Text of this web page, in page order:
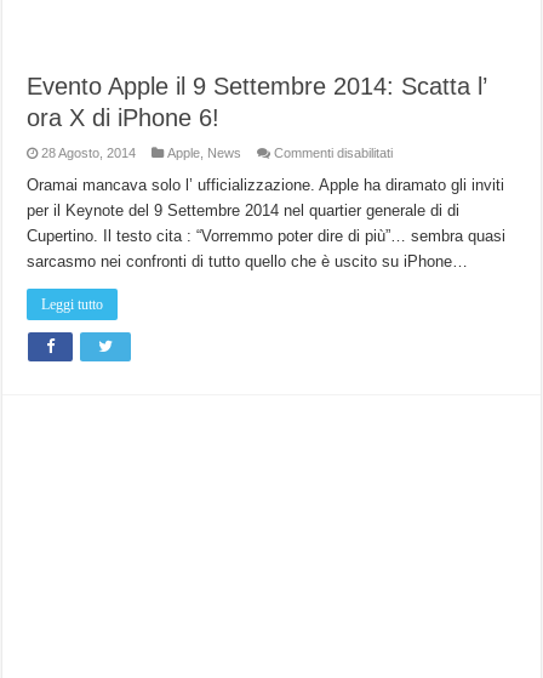
Evento Apple il 9 Settembre 2014: Scatta l’
ora X di iPhone 6!
28 Agosto, 2014 Apple News Commenti disabilitatisu
Apple
il
9
2014:
Scatta
l’
Oramai mancava solo l’ ufficializzazione. Apple ha diramato gli inviti
per il Keynote del 9 Settembre 2014 nel quartier generale di di
Cupertino. Il testo cita : “Vorremmo poter dire di più”… sembra quasi
sarcasmo nei confronti di tutto quello che è uscito su iPhone…
Leggi tutto